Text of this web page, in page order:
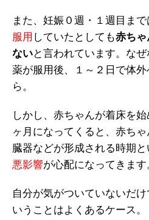
また、妊娠０週・１週目ま
服用 していたとしても赤ち
ないと言われています。な
薬が服用後、１～２日で体
ら。
しかし、赤ちゃんが着床を
ヶ月になってくると、赤ち
臓器などが形成される時期と
悪影響が心配になってきます
自分が気がついていないだ
いうことはよくあるケース。